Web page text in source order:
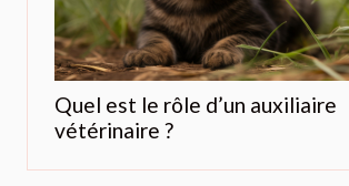
Quel est le rôle d’un auxiliaire
vétérinaire ?